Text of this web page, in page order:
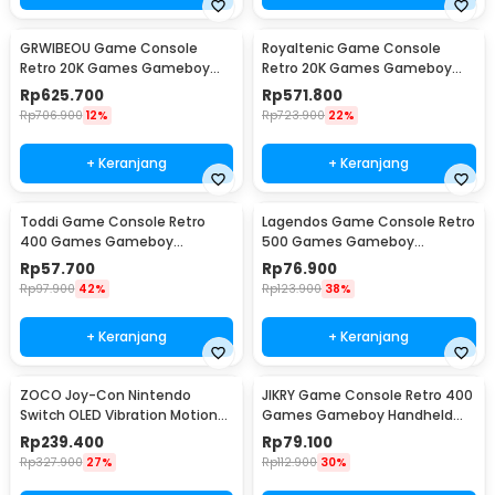
GRWIBEOU Game Console
Retro 20K Games Gameboy
Handheld 64GB 5 Inch - M22Pro
Rp625.700
Rp706.900 12%
+ Keranjang
Royaltenic Game Console
Retro 20K Games Gameboy
Handheld 64GB 4.3 Inch - M17
Rp571.800
Rp723.900 22%
+ Keranjang
Toddi Game Console Retro
400 Games Gameboy
Handheld 1020 mAh 3 Inch -
INU95
Rp57.700
Rp97.900 42%
+ Keranjang
Lagendos Game Console Retro
500 Games Gameboy
Handheld 128MB 3 Inch - G5
Rp76.900
Rp123.900 38%
+ Keranjang
ZOCO Joy-Con Nintendo
Switch OLED Vibration Motion
Sensor 6 Axis RGB - JC112
Rp239.400
Rp327.900 27%
JIKRY Game Console Retro 400
Games Gameboy Handheld
128MB 2.4 Inch - J-128
Rp79.100
Rp112.900 30%